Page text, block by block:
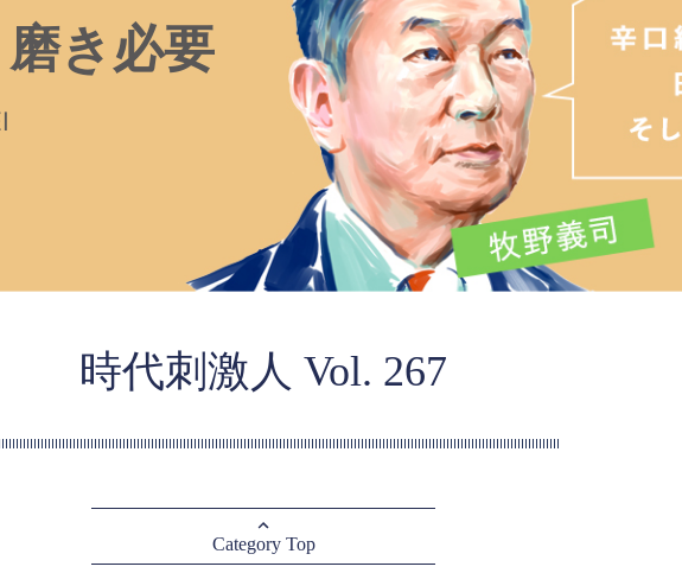
き必要
時代刺激人 Vol. 267
Category Top